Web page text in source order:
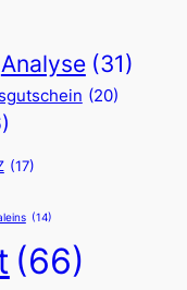
Analyse (31)
(20)
(17)
(14)
(66)